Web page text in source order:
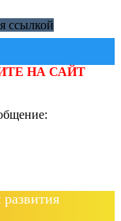
ссылкой
НА САЙТ